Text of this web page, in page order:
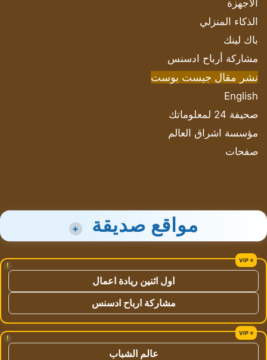
الأجهزة
الذكاء المنزلي
باك لينك
مشاركة أرباح ادسنس
نشر مقال جيست بوست
English
صحيفة 24 لمعلوماتك
مؤسسة اشراق العالم
صفحات
مواقع صديقة +
!
اول اثنين ريادة اعمال
مشاركة ارباح ادسنس
!
عالم الشباب